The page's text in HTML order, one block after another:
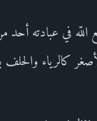
في عبادته أحد
كالرياء والحلف